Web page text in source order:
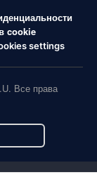
cookie
settings
Все права